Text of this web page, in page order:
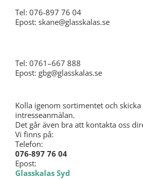
Tel: 076-897 76 04
Epost: skane@glasskalas.se
Tel: 0761–667 888
Epost: gbg@glasskalas.se
Kolla igenom sortimentet och skicka
intresseanmälan.
Det går även bra att kontakta oss
Vi finns på:
Telefon:
076-897 76 04
Epost:
Glasskalas Syd